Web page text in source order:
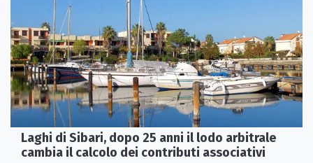
Laghi di Sibari, dopo 25 anni il lodo arbitrale
cambia il calcolo dei contributi associativi